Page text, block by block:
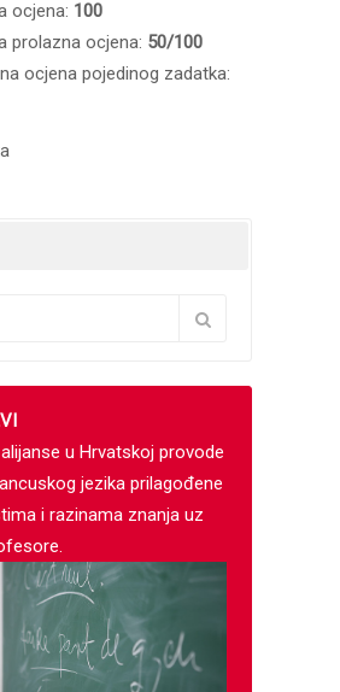
ocjena: 100
prolazna ocjena: 50/100
ocjena pojedinog zadatka:
u Hrvatskoj provode
jezika prilagođene
i razinama znanja uz